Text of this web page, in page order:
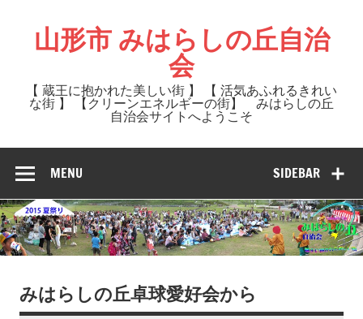
content山形市 みはらしの丘自治
会
【 蔵王に抱かれた美しい街 】 【 活気あふれるきれい
な街 】 【クリーンエネルギーの街】 みはらしの丘
自治会サイトへようこそ
SIDEBAR
MENU
みはらしの丘卓球愛好会から